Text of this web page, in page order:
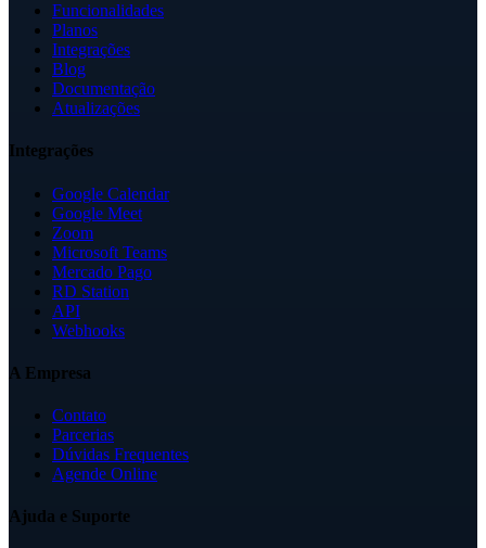
Funcionalidades
Planos
Integrações
Blog
Documentação
Atualizações
Integrações
Google Calendar
Google Meet
Zoom
Microsoft Teams
Mercado Pago
RD Station
API
Webhooks
A Empresa
Contato
Parcerias
Dúvidas Frequentes
Agende Online
Ajuda e Suporte